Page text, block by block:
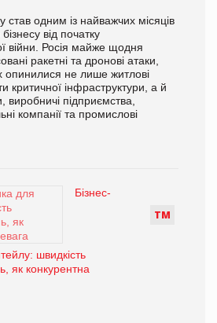
став одним із найважчих місяців
від початку
війни. Росія майже щодня
ракетні та дронові атаки,
опинилися не лише житлові
критичної інфраструктури, а й
виробничі підприємства,
компанії та промислові
ТМ
Бізнес-
швидкість
як конкурентна